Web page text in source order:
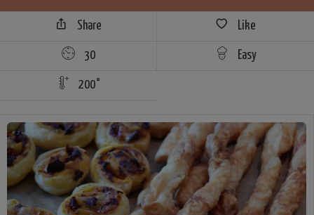
Share Like
30 Easy
200°